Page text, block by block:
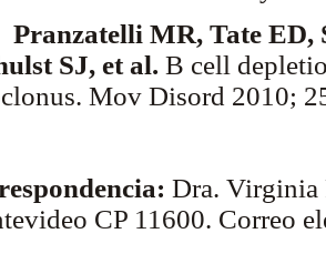
Pranzatelli MR, Tate
SJ, et al. B cell
Mov Disord 2010;
Dra. Virginia
CP 11600. Correo